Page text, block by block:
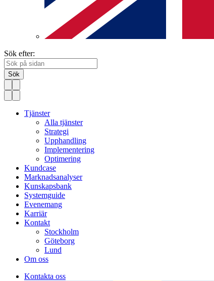
Sök efter:
Sök
Tjänster
Alla tjänster
Strategi
Upphandling
Implementering
Optimering
Kundcase
Marknadsanalyser
Kunskapsbank
Systemguide
Evenemang
Karriär
Kontakt
Stockholm
Göteborg
Lund
Om oss
Kontakta oss